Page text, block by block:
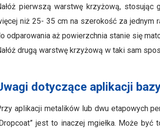
pierwszą warstwę krzyżową, stosując
niż 25- 35 cm na szerokość za jednym
odparowania aż powierzchnia stanie się
drugą warstwę krzyżową w taki sam
dotyczące aplikacji
aplikacji metalików lub dwu etapowych
jest to inaczej mgiełka. Może być